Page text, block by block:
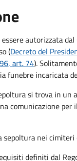
autorizzata
(Decreto del
art. 74).
funebre incaricata
si trova in un
comunicazione per
sepoltura nei
definiti dal